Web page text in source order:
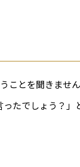
ことを聞きませ
ったでしょう？